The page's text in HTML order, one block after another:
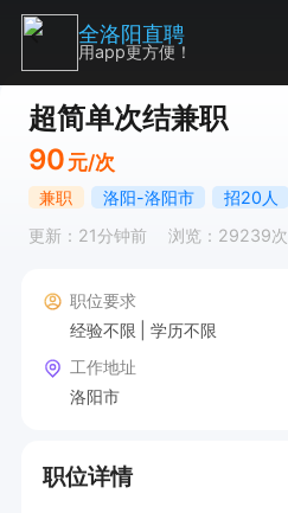
超简单次结兼职
90 元/次
兼职 洛阳-洛阳市
招20人
更新：21分钟前
浏览：29239次
职位要求
经验不限
学历不限
工作地址
洛阳市
职位详情
全洛阳直聘
用app更方便！